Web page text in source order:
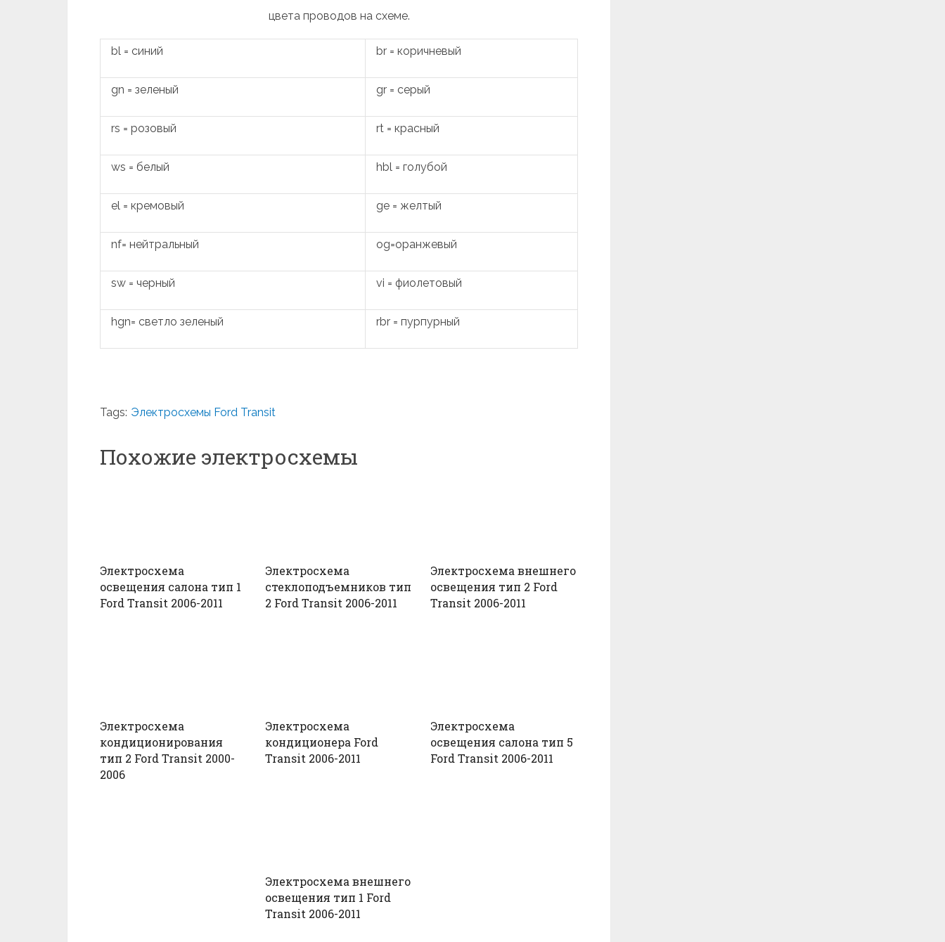
цвета проводов на схеме.
bl = синий br = коричневый
gn = зеленый gr = серый
rs = розовый rt = красный
ws = белый hbl = голубой
el = кремовый ge = желтый
nf= нейтральный og=оранжевый
sw = черный vi = фиолетовый
hgn= светло зеленый rbr = пурпурный
Tags: Электросхемы Ford Transit
Похожие электросхемы
Электросхема
освещения салона тип 1
Ford Transit 2006-2011
Электросхема
стеклоподъемников тип
2 Ford Transit 2006-2011
Электросхема внешнего
освещения тип 2 Ford
Transit 2006-2011
Электросхема
кондиционирования
тип 2 Ford Transit 2000-
2006
Электросхема
кондиционера Ford
Transit 2006-2011
Электросхема
освещения салона тип 5
Ford Transit 2006-2011
Электросхема внешнего
освещения тип 1 Ford
Transit 2006-2011